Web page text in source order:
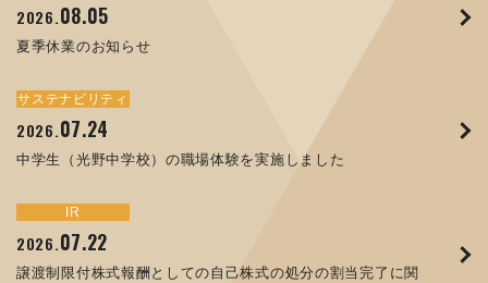
2026.08.05
夏季休業のお知らせ
サステナビリティ
2026.07.24
中学生（光野中学校）の職場体験を実施しました
IR
2026.07.22
譲渡制限付株式報酬としての自己株式の処分の割当完了に関
2025.11.17
コラムを更新しました：MECT2025(メカトロテックジャパ
お知らせ
2025. 09.02
お知らせ
2025.05.29
2026.04.17
ORANGE NEWS Vol. 013を掲載しました
トピックス
2025.10.01
高松流技Vol.25を掲載しました
トピックス
2025.09.10
ORANGE NEWS Vol. 011を掲載しました
2025.08.29
MECT 2025 出展のご案内 ※終了しました
イベント
2025.04.16
MEX金沢2025 出展のご案内 ※終了しました
イベント
2024.09.26
JIMTOF2024 出展のご案内 ※終了しました
2026.07.22
譲渡制限付株式報酬としての自己株式の処分の割当完了に関
IR
2026. 07.07
IR
2026.07.01
2026.06.12
人材戦略を策定しました
サステナビリティ
2026.03.26
「健康経営優良法人２０２６（大規模法人部門）」に認定さ
サステナビリティ
2025.12.09